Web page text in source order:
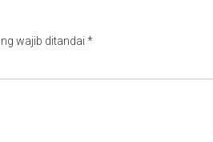
wajib ditandai *